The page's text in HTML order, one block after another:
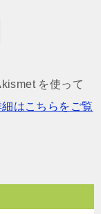
を使って
はこちらをご覧